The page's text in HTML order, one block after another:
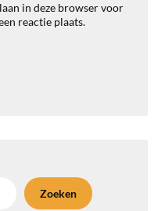
in deze browser voor
reactie plaats.
Zoeken